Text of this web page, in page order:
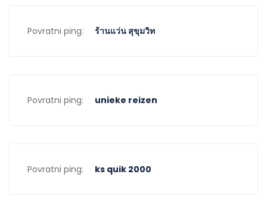
Povratni ping: ร้านแว่น สุขุมวิท
Povratni ping: unieke reizen
Povratni ping: ks quik 2000